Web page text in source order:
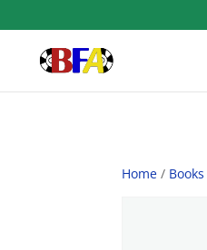
Home / Books